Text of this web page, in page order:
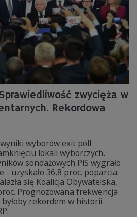
zwycięża w
Rekordowa
wyborów exit poll
lokali wyborczych.
sondażowych PiS wygrało
uzyskało 36,8 proc. poparcia.
się Koalicja Obywatelska,
Prognozowana frekwencja
byłoby rekordem w historii